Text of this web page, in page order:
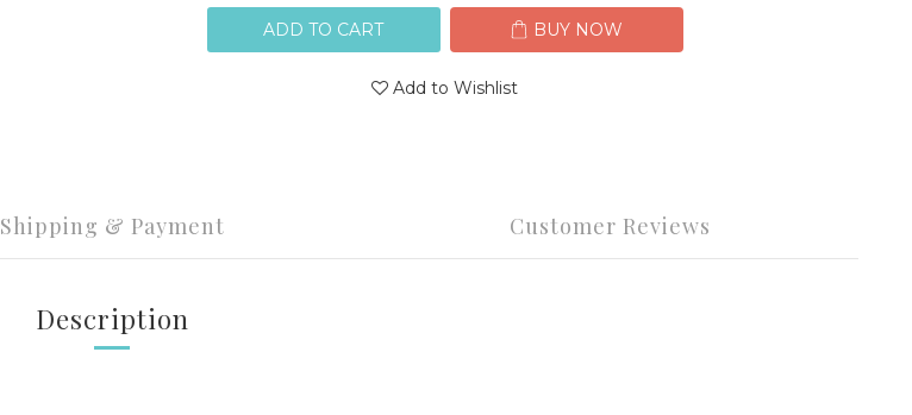
ADD TO CART BUY NOW
Add to Wishlist
Shipping & Payment Customer Reviews
Description